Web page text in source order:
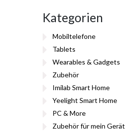
Kategorien
Mobiltelefone
Tablets
Wearables & Gadgets
Zubehör
Imilab Smart Home
Yeelight Smart Home
PC & More
Zubehör für mein Gerät